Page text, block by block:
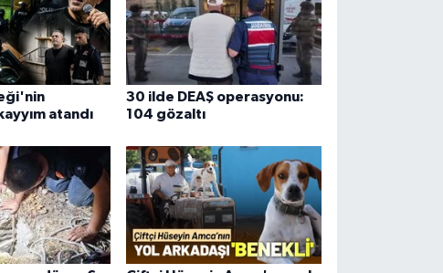
atandı
30 ilde DEAŞ operasyonu:
104 gözaltı